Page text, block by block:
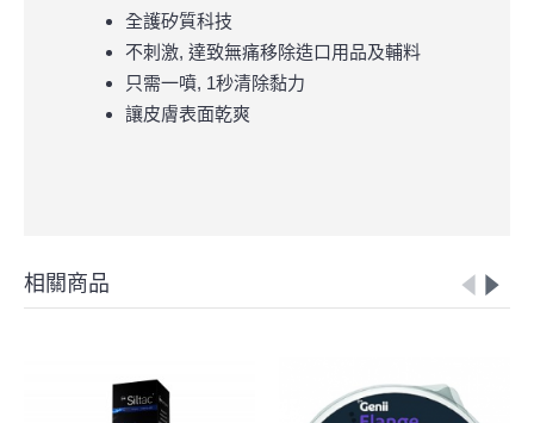
全護矽質科技
不刺激, 達致無痛移除造口用品及輔料
只需一噴, 1秒清除黏力
讓皮膚表面乾爽
相關商品